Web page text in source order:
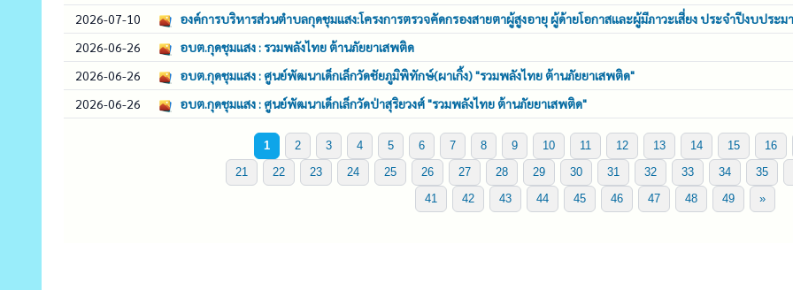
2026-07-10
องค์การบริหารส่วนตำบลกุดชุมแสง:โครงการตรวจคัดกรองสายตาผู้สูงอายุ ผู้ด้ายโอกาสและผู้มีภาวะเสี่ยง ประจำปีงบประ
2026-06-26
อบต.กุดชุมแสง : รวมพลังไทย ต้านภัยยาเสพติด
2026-06-26
อบต.กุดชุมแสง : ศูนย์พัฒนาเด็กเล็กวัดชัยภูมิพิทักษ์(ผาเกิ้ง) "รวมพลังไทย ต้านภัยยาเสพติด"
2026-06-26
อบต.กุดชุมแสง : ศูนย์พัฒนาเด็กเล็กวัดป่าสุริยวงศ์ "รวมพลังไทย ต้านภัยยาเสพติด"
1 2 3 4 5 6 7 8 9 10 11 12 13 14 15
16
21
22 23 24 25 26 27 28 29 30 31 32 33 34
35
41
42 43 44 45 46 47 48 49 »